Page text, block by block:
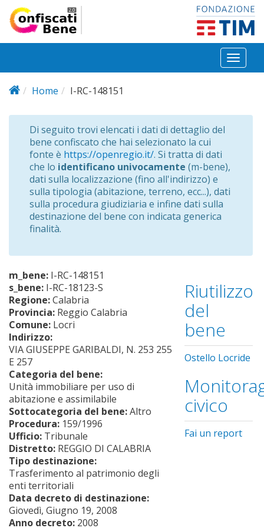
Salta al contenuto principale
Toggle
Home
I-RC-148151
Di seguito trovi elencati i dati di dettaglio del
bene confiscato che hai selezionato la cui
fonte è https://openregio.it/. Si tratta di dati
che lo identificano univocamente (m-bene),
dati sulla localizzazione (fino all'indirizzo) e
sulla tipologia (abitazione, terreno, ecc...), dati
sulla procedura giudiziaria e infine dati sulla
destinazione del bene con indicata generica
finalità.
m_bene: I-RC-148151
s_bene: I-RC-18123-S
Regione:Calabria
Provincia: Reggio Calabria
Comune: Locri
Indirizzo:
VIA GIUSEPPE GARIBALDI, N. 253 255
E 257
Categoria del bene:
Unità immobiliare per uso di
abitazione e assimilabile
Sottocategoria del bene:Altro
Procedura: 159/1996
Ufficio: Tribunale
Distretto: REGGIO DI CALABRIA
Tipo destinazione:
Trasferimento al patrimonio degli
enti territoriali
Data decreto di destinazione:
Giovedì, Giugno 19, 2008
Anno decreto: 2008
Riutilizzo
del
bene
Ostello Locride
civico
Fai un report